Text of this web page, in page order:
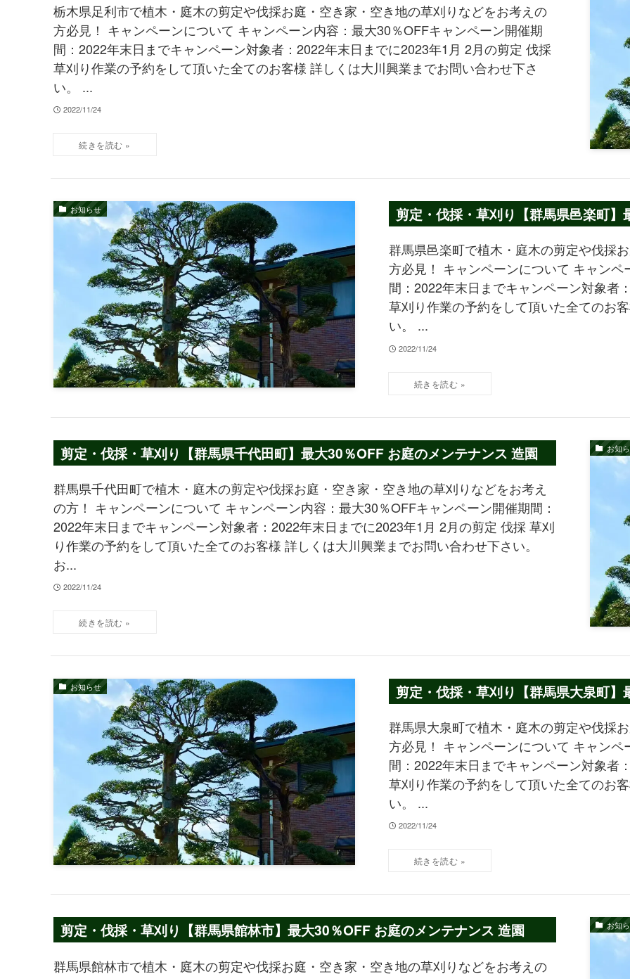
栃木県足利市で植木・庭木の剪定や伐採お庭・空き家・空き地の草刈りなどをお考えの
方必見！ キャンペーンについて キャンペーン内容：最大30％OFFキャンペーン開催期
間：2022年末日までキャンペーン対象者：2022年末日までに2023年1月 2月の剪定 伐採
草刈り作業の予約をして頂いた全てのお客様 詳しくは大川興業までお問い合わせ下さ
い。 ...
2022/11/24
お知らせ 剪定・伐採・草刈り【群馬県邑楽町
群馬県邑楽町で植木・庭木の剪定や伐採
方必見！ キャンペーンについて キャン
間：2022年末日までキャンペーン対象者
草刈り作業の予約をして頂いた全てのお
い。 ...
2022/11/24
お知
剪定・伐採・草刈り【群馬県千代田町】最大30％OFF お庭のメンテナンス 造園
群馬県千代田町で植木・庭木の剪定や伐採お庭・空き家・空き地の草刈りなどをお考え
の方！ キャンペーンについて キャンペーン内容：最大30％OFFキャンペーン開催期間：
2022年末日までキャンペーン対象者：2022年末日までに2023年1月 2月の剪定 伐採 草刈
り作業の予約をして頂いた全てのお客様 詳しくは大川興業までお問い合わせ下さい。
お...
2022/11/24
お知らせ 剪定・伐採・草刈り【群馬県大泉町
群馬県大泉町で植木・庭木の剪定や伐採
方必見！ キャンペーンについて キャン
間：2022年末日までキャンペーン対象者
草刈り作業の予約をして頂いた全てのお
い。 ...
2022/11/24
お知
剪定・伐採・草刈り【群馬県館林市】最大30％OFF お庭のメンテナンス 造園
群馬県館林市で植木・庭木の剪定や伐採お庭・空き家・空き地の草刈りなどをお考えの